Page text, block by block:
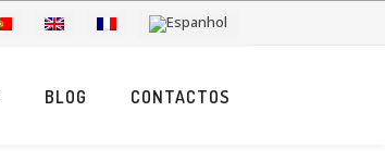
BLOG CONTACTOS